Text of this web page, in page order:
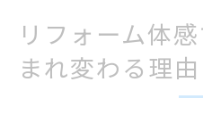
リフォーム体
まれ変わる理由